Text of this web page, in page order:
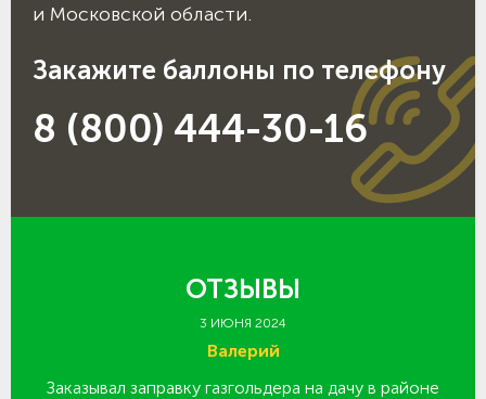
и Московской области.
Закажите баллоны по телефону
8 (800) 444-30-16
ОТЗЫВЫ
3 ИЮНЯ 2024
Валерий
Заказывал заправку газгольдера на дачу в районе